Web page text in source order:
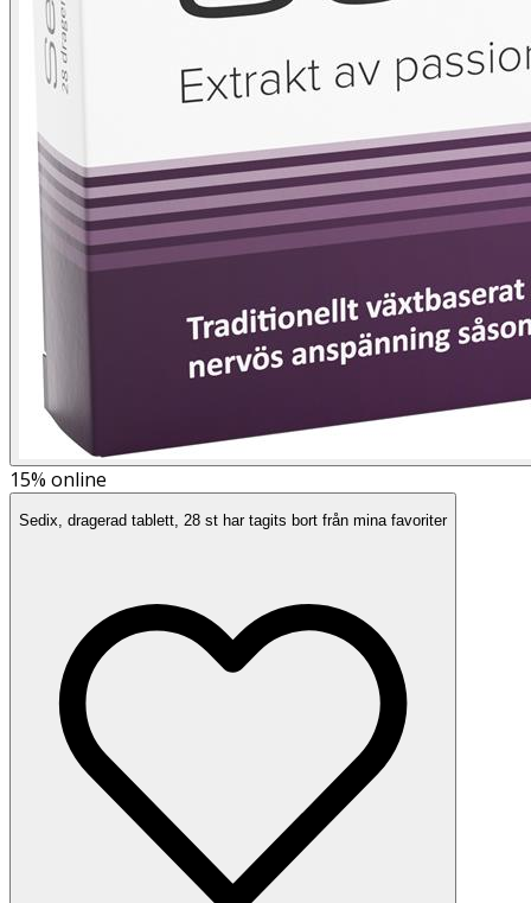
15% online
Sedix, dragerad tablett, 28 st har tagits bort från mina favoriter